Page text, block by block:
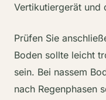
Vertikutiergerät und
Prüfen Sie
Boden sollte leicht
sein. Bei nassem
nach Regenphasen